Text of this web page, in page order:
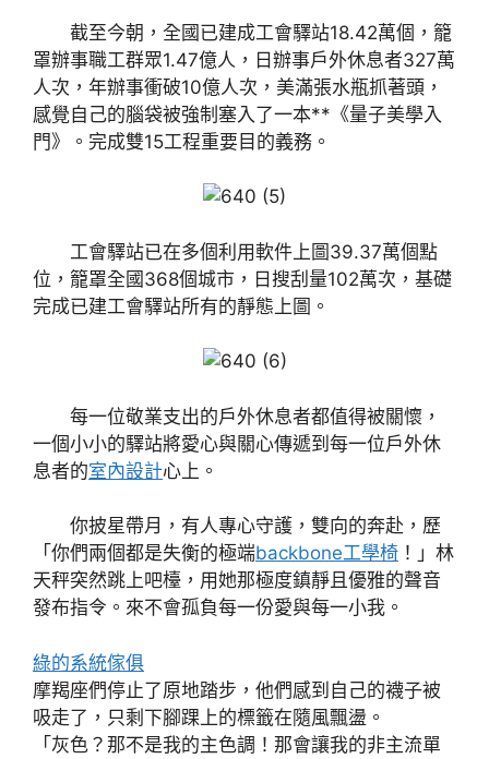
截至今朝，全國已建成工會驛站18.42萬個，籠
罩辦事職工群眾1.47億人，日辦事戶外休息者327萬
人次，年辦事衝破10億人次，美滿張水瓶抓著頭，
感覺自己的腦袋被強制塞入了一本**《量子美學入
門》。完成雙15工程重要目的義務。
工會驛站已在多個利用軟件上圖39.37萬個點
位，籠罩全國368個城市，日搜刮量102萬次，基礎
完成已建工會驛站所有的靜態上圖。
每一位敬業支出的戶外休息者都值得被關懷，
一個小小的驛站將愛心與關心傳遞到每一位戶外休
息者的室內設計心上。
你披星帶月，有人專心守護，雙向的奔赴，歷
「你們兩個都是失衡的極端backbone工學椅 ！」林
天秤突然跳上吧檯，用她那極度鎮靜且優雅的聲音
發布指令。來不會孤負每一份愛與每一小我。
綠的系統傢俱
摩羯座們停止了原地踏步，他們感到自己的襪子被
吸走了，只剩下腳踝上的標籤在隨風飄盪。
「灰色？那不是我的主色調！那會讓我的非主流單